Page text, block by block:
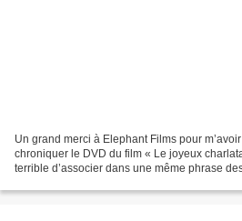
Un grand merci à Elephant Films pour
chroniquer le DVD du film « Le joyeux
terrible d’associer dans une même phrase